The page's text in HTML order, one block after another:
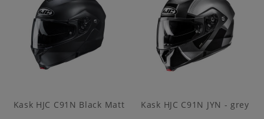
Kask HJC C91N Black Matt Kask HJC C91N JYN - grey